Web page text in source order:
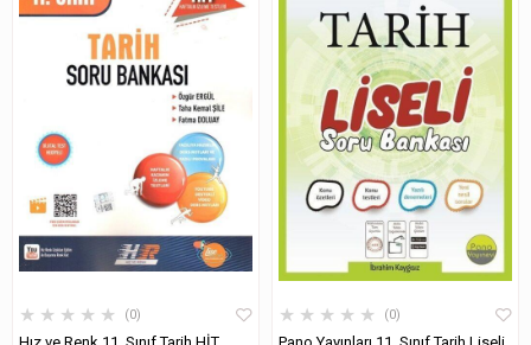
★ ★ ★ ★ ★ 0
Hız ve Renk 11. Sınıf Tarih HİT
★ ★ ★ ★ ★ 0
Pano Yayınları 11. Sınıf Tarih Liseli